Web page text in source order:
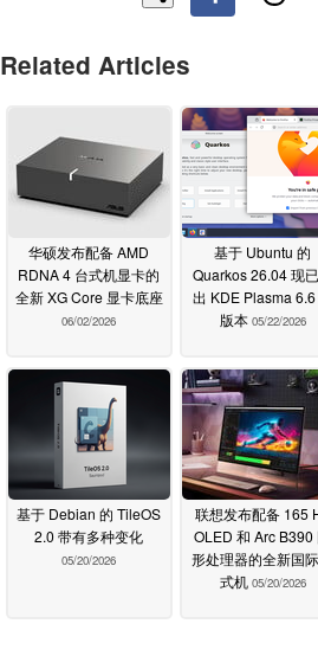
Related Articles
华硕发布配备 AMD
RDNA 4 台式机显卡的
全新 XG Core 显卡底座
06/02/2026
基于 Ubuntu 的
Quarkos 26.04 现
出 KDE Plasma 6.6
版本 05/22/2026
基于 Debian 的 TileOS
2.0 带有多种变化
05/20/2026
联想发布配备 165
OLED 和 Arc B390
形处理器的全新国
式机 05/20/2026